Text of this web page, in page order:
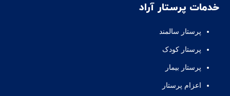
خدمات پرستار آراد
پرستار سالمند
پرستار کودک
پرستار بیمار
اعزام پرستار